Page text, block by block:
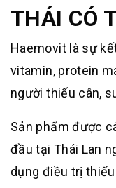
THÁI CÓ
Haemovit là sự
vitamin, protein
người thiếu cân,
Sản phẩm được
đầu tại Thái Lan
dụng điều trị